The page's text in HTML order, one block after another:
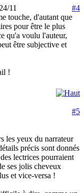
24/11
#4
touche, d'autant que
pour être le plus
qu'a voulu l'auteur,
être subjective et
!
#5
les yeux du narrateur
précis sont donnés
lectrices pourraient
ses jolis cheveux
et vice-versa !